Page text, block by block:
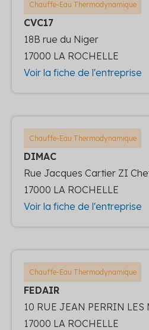
Chauffe-Eau Thermodynamique
CVC17
18B rue du Niger
17000 LA ROCHELLE
Voir la fiche de l'entreprise
Chauffe-Eau Thermodynamique
DIMAC
Rue Jacques Cartier ZI
17000 LA ROCHELLE
Voir la fiche de l'entreprise
Chauffe-Eau Thermodynamique
FEDAIR
10 RUE JEAN PERRIN
17000 LA ROCHELLE